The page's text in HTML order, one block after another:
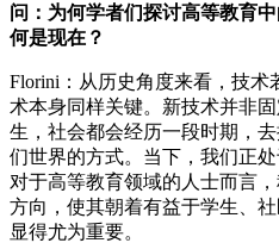
问：为何学者们探讨高等教育
何是现在？
Florini：从历史角度来看，技
术本身同样关键。新技术并非
生，社会都会经历一段时期，
们世界的方式。当下，我们正
对于高等教育领域的人士而言
方向，使其朝着有益于学生、
显得尤为重要。